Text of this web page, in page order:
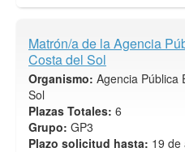
Matrón/a de la Agencia
Costa del Sol
Organismo: Agencia Pública
Sol
Plazas Totales: 6
Grupo: GP3
Plazo solicitud hasta: 19 de